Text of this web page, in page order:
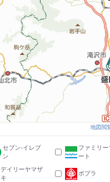
地図閲
セブン-イレブ
ン
ファミリー
ート
デイリーヤマザ
キ
ポプラ